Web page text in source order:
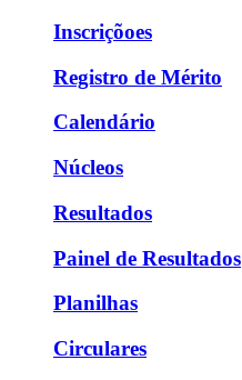
Inscriçõoes
Registro de Mérito
Calendário
Núcleos
Resultados
Painel de Resultados
Planilhas
Circulares